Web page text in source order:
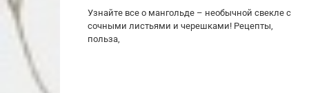
Узнайте все о мангольде – необычной свекле с
сочными листьями и черешками! Рецепты,
польза,